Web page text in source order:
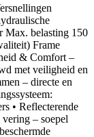
Max. belasting 150
Frame
& Comfort –
met veiligheid en
– directe en
• Reflecterende
– soepel